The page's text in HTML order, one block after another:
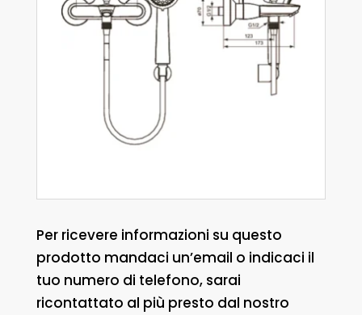
Per ricevere informazioni su questo
prodotto mandaci un’email o indicaci il
tuo numero di telefono, sarai
ricontattato al più presto dal nostro